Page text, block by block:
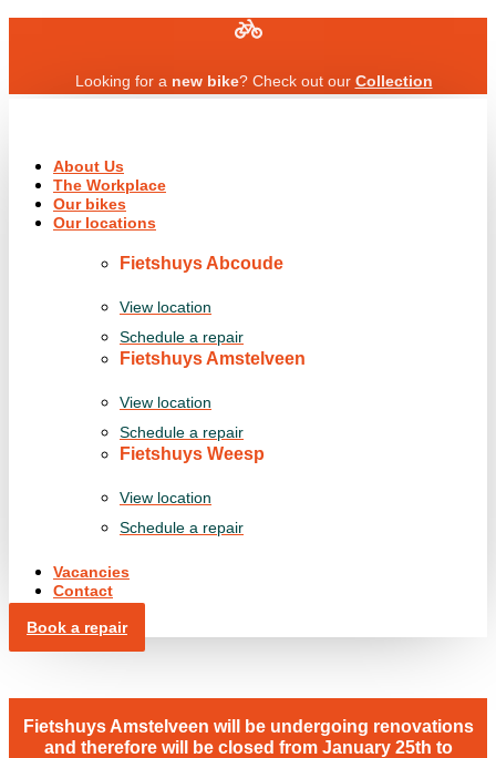
Skip
Looking for a new bike? Check out our Collection
About Us
The Workplace
Our bikes
Our locations
Fietshuys Abcoude
View location
Schedule a repair
Fietshuys Amstelveen
View location
Schedule a repair
Fietshuys Weesp
View location
Schedule a repair
Vacancies
Contact
Book a repair
Fietshuys Amstelveen will be undergoing renovations
and therefore will be closed from January 25th to